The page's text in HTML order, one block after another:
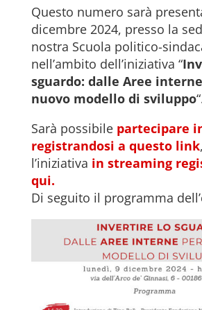
Questo numero sarà
dicembre 2024, presso la
nostra Scuola politico-
nell’ambito dell’iniziativa “
sguardo: dalle Aree
nuovo modello di sviluppo
Sarà possibile partecipare
registrandosi a questo link
l’iniziativa in streaming
qui.
Di seguito il programma